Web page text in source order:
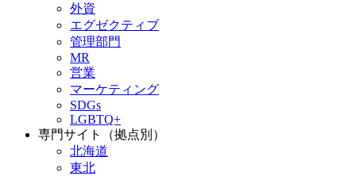
外資
エグゼクティブ
管理部門
MR
営業
マーケティング
SDGs
LGBTQ+
専門サイト（拠点別）
北海道
東北